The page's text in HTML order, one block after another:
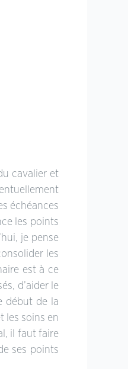
cavalier et
échéances
les points
je pense
les
est à ce
d’aider le
début de la
les soins en
il faut faire
ses points